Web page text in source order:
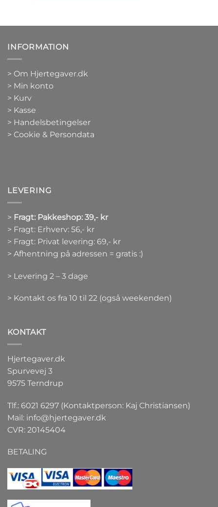
INFORMATION
> Om Hjertegaver.dk
> Min konto
> Kurv
> Kasse
> Handelsbetingelser
> Cookie & Persondata
LEVERING
> Fragt: Pakkeshop: 39,- kr
> Fragt: Erhverv: 56,- kr
> Fragt: Privat levering: 69,- kr
> Afhentning på adressen = gratis :)
> Levering 2 – 3 dage
> Kontakt os fra 10 til 22 (også weekenden)
KONTAKT
Hjertegaver.dk
Spurvevej 3
9575 Terndrup
Tlf.: 6021 6297 (Kontaktperson: Kaj Christiansen)
Mail: info@hjertegaver.dk
CVR: 20145404
BETALING